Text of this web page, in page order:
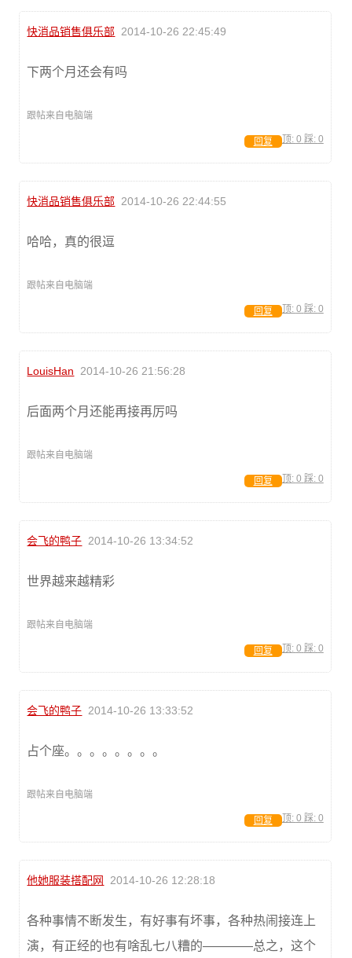
快消品销售俱乐部 2014-10-26 22:45:49
下两个月还会有吗
跟帖来自电脑端
顶: 0 踩: 0
回复
快消品销售俱乐部 2014-10-26 22:44:55
哈哈，真的很逗
跟帖来自电脑端
顶: 0 踩: 0
回复
LouisHan 2014-10-26 21:56:28
后面两个月还能再接再厉吗
跟帖来自电脑端
顶: 0 踩: 0
回复
会飞的鸭子 2014-10-26 13:34:52
世界越来越精彩
跟帖来自电脑端
顶: 0 踩: 0
回复
会飞的鸭子 2014-10-26 13:33:52
占个座。。。。。。。。
跟帖来自电脑端
顶: 0 踩: 0
回复
他她服装搭配网 2014-10-26 12:28:18
各种事情不断发生，有好事有坏事，各种热闹接连上
演，有正经的也有啥乱七八糟的————总之，这个